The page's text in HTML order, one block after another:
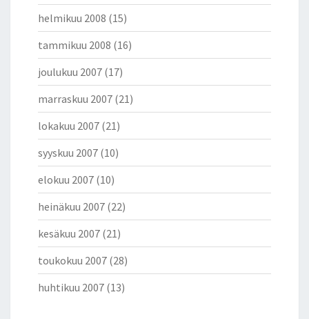
helmikuu 2008 (15)
tammikuu 2008 (16)
joulukuu 2007 (17)
marraskuu 2007 (21)
lokakuu 2007 (21)
syyskuu 2007 (10)
elokuu 2007 (10)
heinäkuu 2007 (22)
kesäkuu 2007 (21)
toukokuu 2007 (28)
huhtikuu 2007 (13)